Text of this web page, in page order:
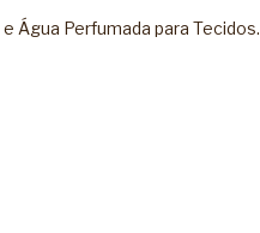
e Água Perfumada para Tecidos.